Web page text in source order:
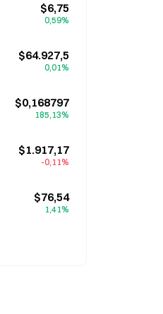
$6,75
0,59%
$64.927,5
0,01%
$0,168797
185,13%
$1.917,17
-0,11%
$76,54
1,41%